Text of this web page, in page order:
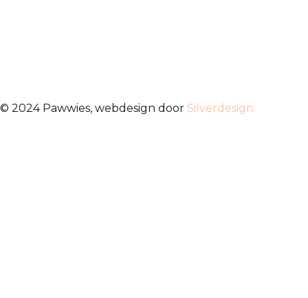
© 2024 Pawwies, webdesign door Silverdesign